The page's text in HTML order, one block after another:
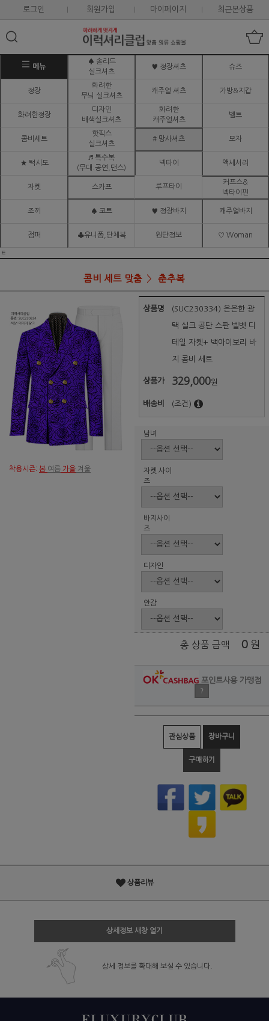
로그인 회원가입 마이페이지 최근본상품
메뉴
♠ 솔리드
실크셔츠
♥ 정장셔츠 슈즈
정장
화려한
무늬 실크셔츠
캐주얼 셔츠 가방&지갑
화려한정장
디자인
배색실크셔츠
화려한
캐주얼셔츠
벨트
콤비세트
핫픽스
실크셔츠
# 망사셔츠 모자
★ 턱시도
♬ 특수복
(무대.공연,댄스)
넥타이 액세서리
자켓 스카프 루프타이
커프스&
넥타이핀
조끼 ♠ 코트 ♥ 정장바지 캐주얼바지
점퍼 ♣유니폼,단체복 원단정보 ♡ Woman
ㅌ
콤비 세트 맞춤 춘추복
착용시즌: 봄 여름 가을 겨울
상품명 (SUC230334) 은은한 광
택 실크 공단 스판 벨벳 디
테일 자켓+ 백아이보리 바
지 콤비 세트
상품가 329,000원
배송비 (조건)
남녀
자켓 사이
즈
바지사이
즈
디자인
안감
총 상품 금액 0 원
포인트사용 가맹점
?
관심상품 장바구니
구매하기
상품리뷰
상세정보 새창 열기
상세 정보를 확대해 보실 수 있습니다.